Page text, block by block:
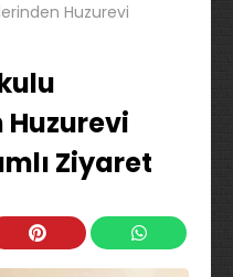
Huzurevi
Ziyaret